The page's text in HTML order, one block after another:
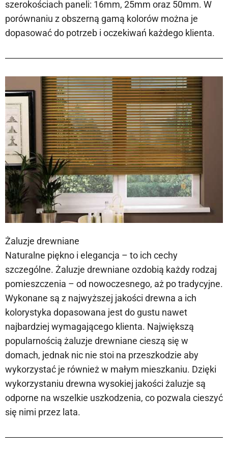
szerokościach paneli: 16mm, 25mm oraz 50mm. W
porównaniu z obszerną gamą kolorów można je
dopasować do potrzeb i oczekiwań każdego klienta.
Żaluzje drewniane
Naturalne piękno i elegancja – to ich cechy
szczególne. Żaluzje drewniane ozdobią każdy rodzaj
pomieszczenia – od nowoczesnego, aż po tradycyjne.
Wykonane są z najwyższej jakości drewna a ich
kolorystyka dopasowana jest do gustu nawet
najbardziej wymagającego klienta. Największą
popularnością żaluzje drewniane cieszą się w
domach, jednak nic nie stoi na przeszkodzie aby
wykorzystać je również w małym mieszkaniu. Dzięki
wykorzystaniu drewna wysokiej jakości żaluzje są
odporne na wszelkie uszkodzenia, co pozwala cieszyć
się nimi przez lata.